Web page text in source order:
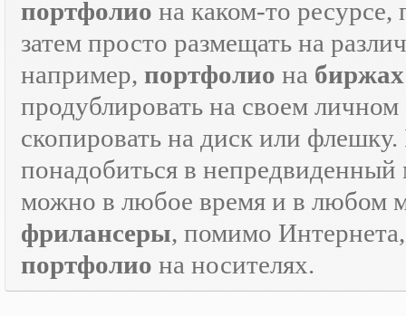
портфолио на каком-то ресурсе,
затем просто размещать на
например, портфолио на
продублировать на своем
скопировать на диск или
понадобиться в непредвиденный
можно в любое время и в любом
фрилансеры, помимо
портфолио на носителях.